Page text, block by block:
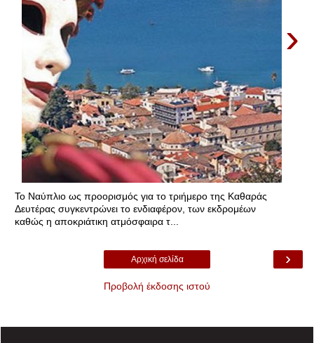
›
Το Ναύπλιο ως προορισμός για το τριήμερο της Καθαράς
Δευτέρας συγκεντρώνει το ενδιαφέρον, των εκδρομέων
καθώς η αποκριάτικη ατμόσφαιρα τ...
›
Αρχική σελίδα
Προβολή έκδοσης ιστού